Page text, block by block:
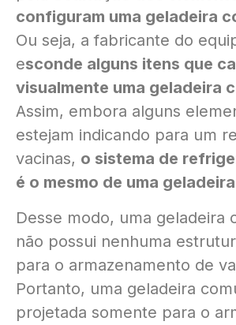
configuram uma geladeira
Ou seja, a fabricante do
esconde alguns itens que
visualmente uma geladeira
Assim, embora alguns
estejam indicando para um
vacinas, o sistema de
é o mesmo de uma
Desse modo, uma geladeira
não possui nenhuma
para o armazenamento de
Portanto, uma geladeira
projetada somente para o